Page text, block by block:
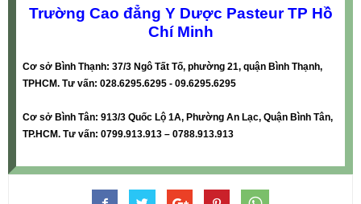
Trường Cao đẳng Y Dược Pasteur TP Hồ
Chí Minh
Cơ sở Bình Thạnh: 37/3 Ngô Tất Tố, phường 21, quận Bình Thạnh,
TPHCM. Tư vấn: 028.6295.6295 - 09.6295.6295
Cơ sở Bình Tân: 913/3 Quốc Lộ 1A, Phường An Lạc, Quận Bình Tân,
TP.HCM. Tư vấn: 0799.913.913 – 0788.913.913